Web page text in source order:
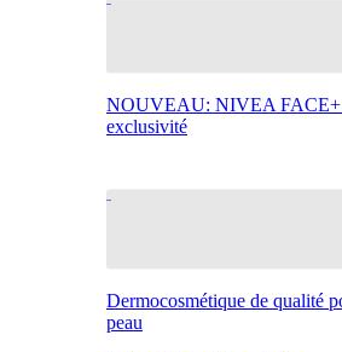
NOUVEAU: NIVEA FACE+
exclusivité
Dermocosmétique de qualité
peau